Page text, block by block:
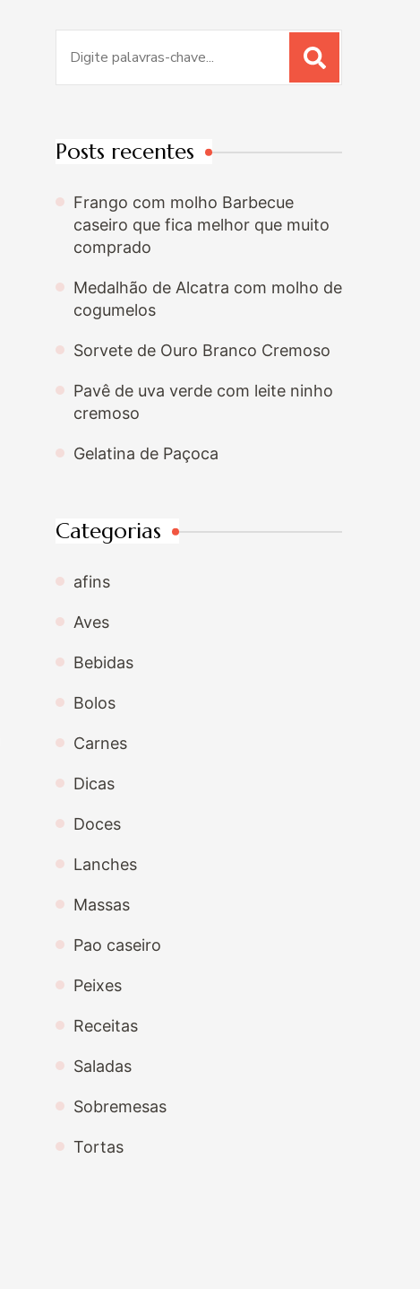
por:
Posts recentes
Frango com molho Barbecue
caseiro que fica melhor que muito
comprado
Medalhão de Alcatra com molho de
cogumelos
Sorvete de Ouro Branco Cremoso
Pavê de uva verde com leite ninho
cremoso
Gelatina de Paçoca
Categorias
afins
Aves
Bebidas
Bolos
Carnes
Dicas
Doces
Lanches
Massas
Pao caseiro
Peixes
Receitas
Saladas
Sobremesas
Tortas